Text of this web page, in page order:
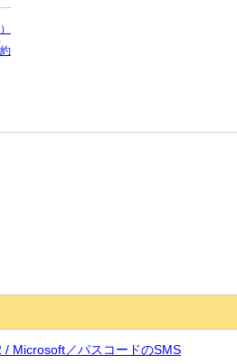
/ Microsoft／パスコードのSMS